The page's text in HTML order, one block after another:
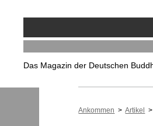
Das Magazin der Deutschen
Ankommen >Artikel